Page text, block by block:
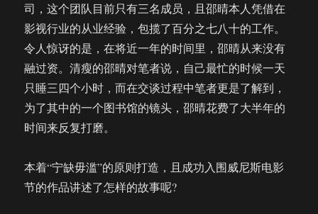
司，这个团队目前只有三名成员，且邵晴本人凭借在
影视行业的从业经验，包揽了百分之七八十的工作。
令人惊讶的是，在将近一年的时间里，邵晴从来没有
融过资。清瘦的邵晴对笔者说，自己最忙的时候一天
只睡三四个小时，而在交谈过程中笔者更是了解到，
为了其中的一个图书馆的镜头，邵晴花费了大半年的
时间来反复打磨。
本着“宁缺毋滥”的原则打造，且成功入围威尼斯电影
节的作品讲述了怎样的故事呢?